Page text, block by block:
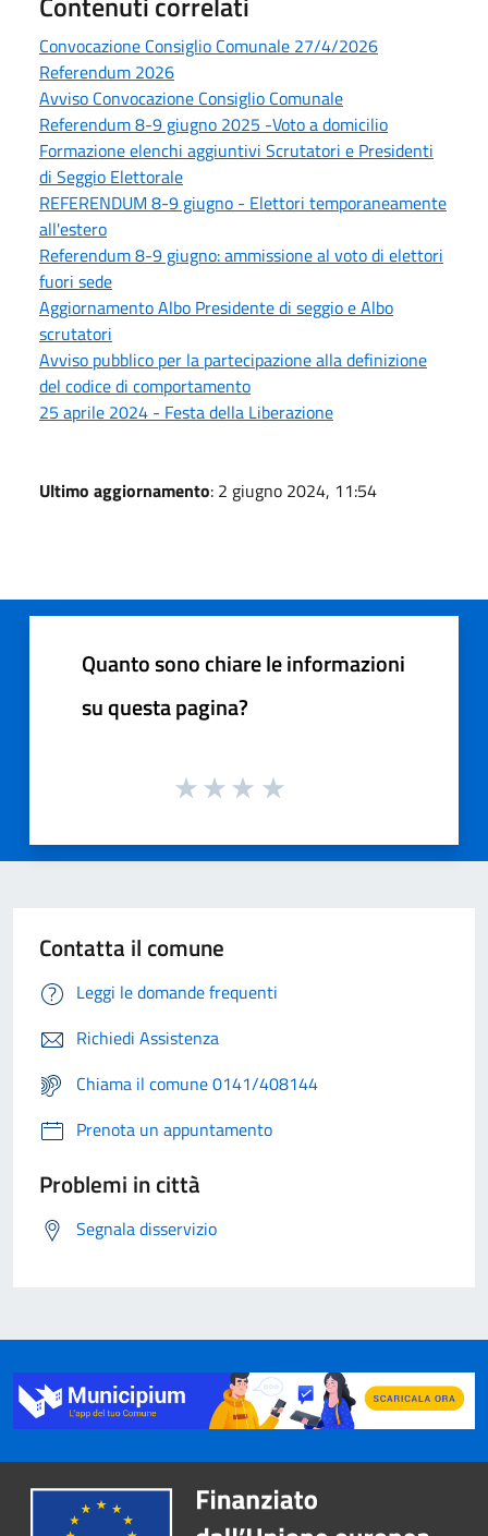
Convocazione Consiglio Comunale 27/4/2026
Referendum 2026
Avviso Convocazione Consiglio Comunale
Referendum 8-9 giugno 2025 -Voto a domicilio
Formazione elenchi aggiuntivi Scrutatori e Presidenti
di Seggio Elettorale
REFERENDUM 8-9 giugno - Elettori temporaneamente
all'estero
Referendum 8-9 giugno: ammissione al voto di elettori
fuori sede
Aggiornamento Albo Presidente di seggio e Albo
scrutatori
Avviso pubblico per la partecipazione alla definizione
del codice di comportamento
25 aprile 2024 - Festa della Liberazione
Ultimo aggiornamento: 2 giugno 2024, 11:54
Quanto sono chiare le informazioni
su questa pagina?
Contatta il comune
Leggi le domande frequenti
Richiedi Assistenza
Chiama il comune 0141/408144
Prenota un appuntamento
Problemi in città
Segnala disservizio